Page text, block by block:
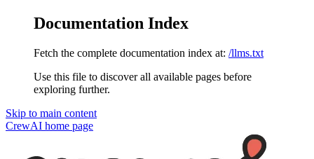
Documentation Index
Fetch the complete documentation index at: /llms.txt
Use this file to discover all available pages before
exploring further.
Skip to main content
CrewAI home page